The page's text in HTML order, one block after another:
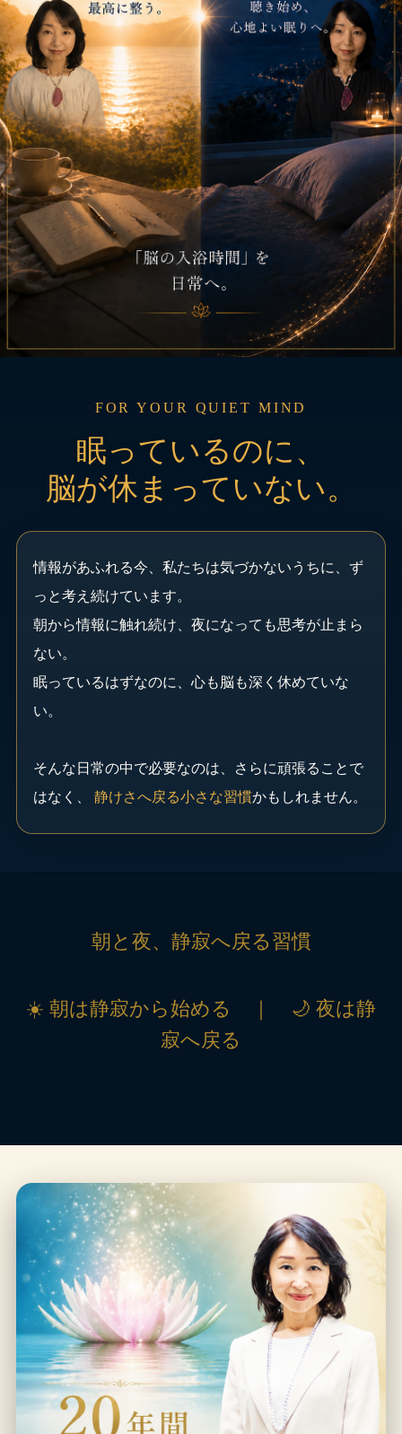
FOR YOUR QUIET MIND
眠っているのに、
脳が休まっていない。
情報があふれる今、私たちは気づかないうちに、ず
っと考え続けています。
朝から情報に触れ続け、夜になっても思考が止まら
ない。
眠っているはずなのに、心も脳も深く休めていな
い。
そんな日常の中で必要なのは、さらに頑張ることで
はなく、 静けさへ戻る小さな習慣かもしれません。
朝と夜、静寂へ戻る習慣
☀️ 朝は静寂から始める ｜ 🌙 夜は静
寂へ戻る